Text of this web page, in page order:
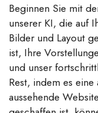
Beginnen Sie mit
unserer KI, die auf
Bilder und Layout
ist, Ihre
und unser
Rest, indem es
aussehende